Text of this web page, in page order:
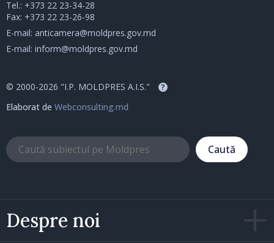
Despre noi
Tel.: +373 22 23-34-28
Fax: +373 22 23-26-98
E-mail: anticamera@moldpres.gov.md
E-mail: inform@moldpres.gov.md
© 2000-2026 "I.P. MOLDPRES A.I.S." ?
Elaborat de Webconsulting.md
Caută